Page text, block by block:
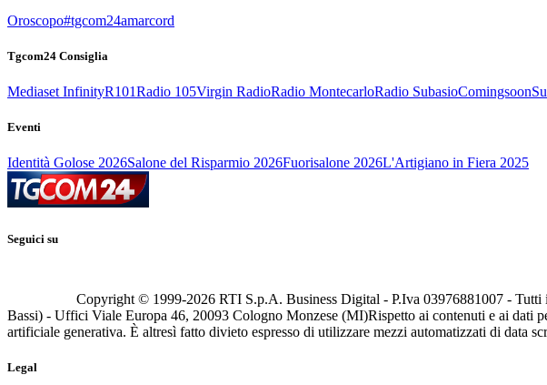
Oroscopo#tgcom24amarcord
Tgcom24 Consiglia
Mediaset InfinityR101Radio 105Virgin RadioRadio MontecarloRadio SubasioComingsoon
Eventi
Identità Golose 2026Salone del Risparmio 2026Fuorisalone 2026L'Artigiano in Fiera 2025
Seguici su
Copyright © 1999-2026 RTI S.p.A. Business Digital - P.Iva 03976881007 -
Bassi) - Uffici Viale Europa 46, 20093 Cologno Monzese (MI)Rispetto ai contenuti e ai dati
artificiale generativa. È altresì fatto divieto espresso di utilizzare mezzi automatizzati di data
Legal